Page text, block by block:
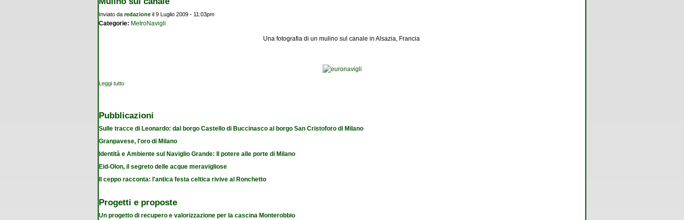
Inviato da redazione il 9 Luglio 2009 - 11:03pm
Categorie: MetroNavigli
Una fotografia di un mulino sul canale in Alsazia, Francia
Leggi tutto
Pubblicazioni
Sulle tracce di Leonardo: dal borgo Castello di Buccinasco al borgo San Cristoforo di Milano
Granpavese, l'oro di Milano
Identità e Ambiente sul Naviglio Grande: Il potere alle porte di Milano
Eid-Olon, il segreto delle acque meravigliose
Il ceppo racconta: l'antica festa celtica rivive al Ronchetto
Progetti e proposte
Un progetto di recupero e valorizzazione per la cascina Monterobbio